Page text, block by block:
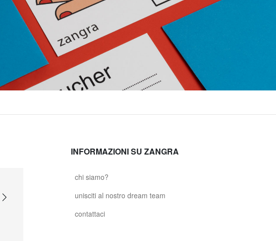
INFORMAZIONI SU ZANGRA
chi siamo?
unisciti al nostro dream team
contattaci